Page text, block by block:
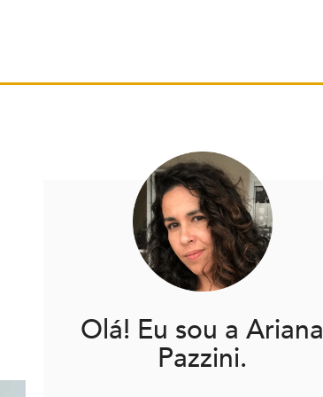
Olá! Eu sou a Ariana
Pazzini.